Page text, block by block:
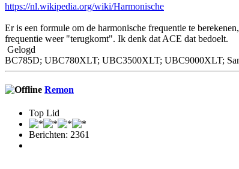
https://nl.wikipedia.org/wiki/Harmonische
Er is een formule om de harmonische frequentie te
frequentie weer "terugkomt". Ik denk dat ACE dat bedoelt.
Gelogd
BC785D; UBC780XLT; UBC3500XLT; UBC9000XLT;
Remon
Top Lid
Berichten: 2361